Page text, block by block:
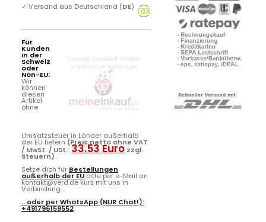
✓ Versand aus Deutschland (DE)
Für
Kunden
in der
Schweiz
oder
Non-EU:
Wir
können
diesen
Artikel
ohne
Umsatzsteuer in Länder außerhalb
der EU liefern (Preis netto ohne VAT
/ MwSt. / USt.:33.53 Euro zzgl.
Steuern) .
Setze dich für Bestellungen
außerhalb der EUbitte per e-Mail an
kontakt@yerd.de kurz mit uns in
Verbindung ...
...oder perWhatsApp (NUR Chat!):
+491796159552